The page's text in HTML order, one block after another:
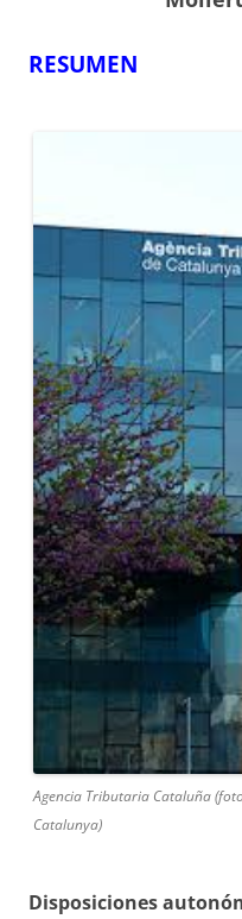
RESUMEN
Agencia Tributaria Cataluña
Catalunya)
Disposiciones